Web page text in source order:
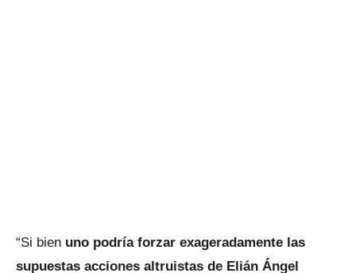
“Si bien uno podría forzar exageradamente las
supuestas acciones altruistas de Elián Ángel